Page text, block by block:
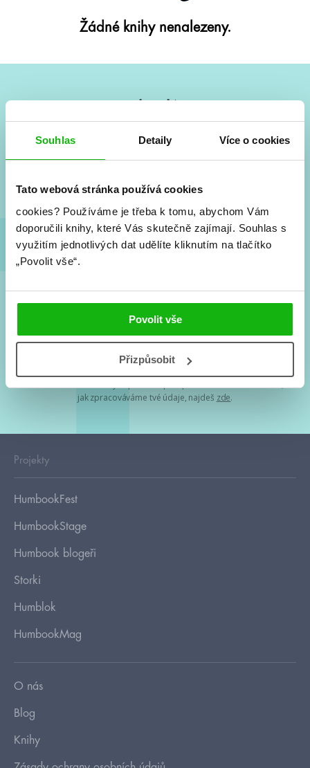
Souhlas Detaily Více o cookies
Tato webová stránka používá cookies
cookies? Používáme je třeba k tomu, abychom Vám
doporučili knihy, které Vás skutečně zajímají. Souhlas s
využitím jednotlivých dat udělíte kliknutím na tlačítko
„Povolit vše“.
Povolit vše
Přizpůsobit
Žádné knihy nenalezeny.
Vše kolem #youngadult každý měsíc rovnou do mailu!
a seriálové adaptace a další.
Souhlasím spodmínkami zpracování osobních údajů
Tvá e-mailová adresa je u nás v bezpečí. Přečti si
jak zpracováváme tvé údaje, najdeš zde.
Projekty
HumbookFest
HumbookStage
Humbook blogeři
Storki
Humblok
HumbookMag
O nás
Blog
Knihy